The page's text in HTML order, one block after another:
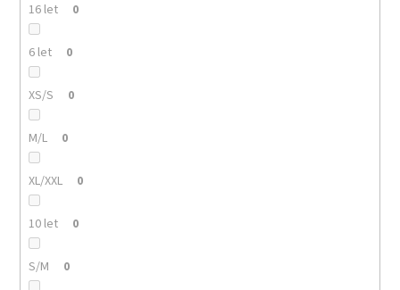
16 let 0
6 let 0
XS/S 0
M/L 0
XL/XXL 0
10 let 0
S/M 0